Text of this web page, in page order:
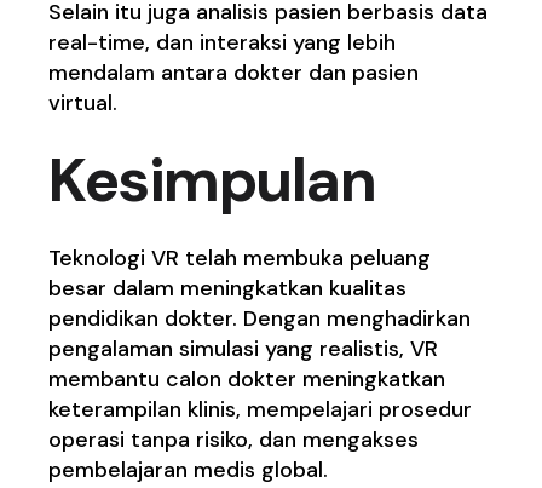
Selain itu juga analisis pasien berbasis data
real-time, dan interaksi yang lebih
mendalam antara dokter dan pasien
virtual.
Kesimpulan
Teknologi VR telah membuka peluang
besar dalam meningkatkan kualitas
pendidikan dokter. Dengan menghadirkan
pengalaman simulasi yang realistis, VR
membantu calon dokter meningkatkan
keterampilan klinis, mempelajari prosedur
operasi tanpa risiko, dan mengakses
pembelajaran medis global.